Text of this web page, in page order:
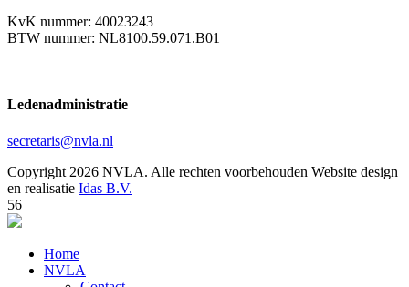
KvK nummer: 40023243
BTW nummer: NL8100.59.071.B01
Ledenadministratie
secretaris@nvla.nl
Copyright 2026 NVLA. Alle rechten voorbehouden Website design
en realisatie Idas B.V.
56
Home
NVLA